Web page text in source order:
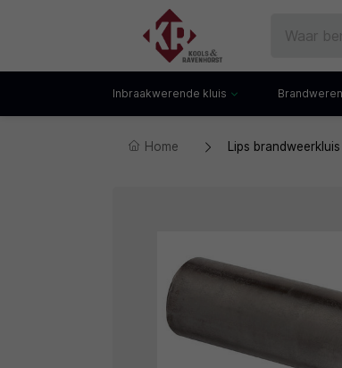
Inbraakwerende kluis
Gecertificeerde kluis
Vloerkluis
Home Lips